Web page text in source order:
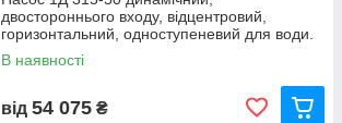
двостороннього входу, відцентровий,
горизонтальний, одноступеневий для води.
В наявності
від 54 075 ₴